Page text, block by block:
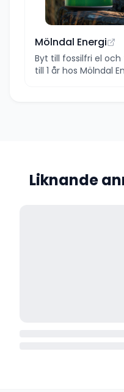
Mölndal Energi
Byt till fossilfri el
till 1 år hos Mölndal
Liknande